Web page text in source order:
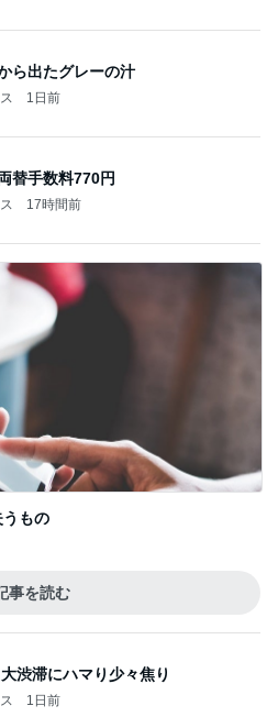
ら出たグレーの汁
1日前
替手数料770円
17時間前
もの
事を読む
渋滞にハマり少々焦り
1日前